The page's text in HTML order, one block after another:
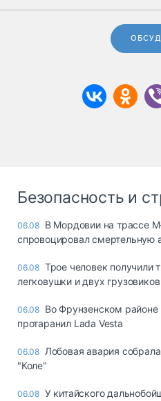
Безопасность и
06.08 В Мордовии на трассе
спровоцировал смертельную
06.08 Трое человек получили
легковушки и двух
06.08 Во Фрунзенском
протаранил Lada Vesta
06.08 Лобовая авария
"Коле"
06.08 У китайского